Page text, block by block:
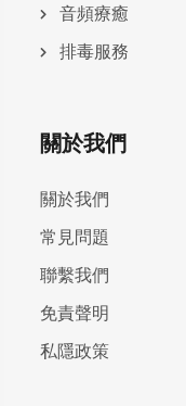
⾳頻療癒
排毒服務
關於我們
關於我們
常見問題
聯繫我們
免責聲明
私隱政策